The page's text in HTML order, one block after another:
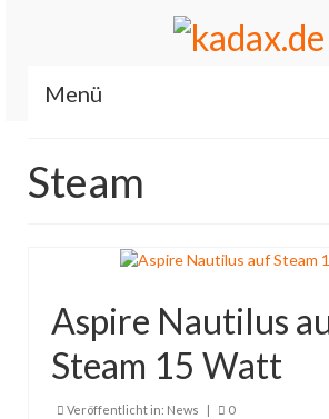
Menü
News
Allgemein
Es läuft…
Feuerwehr
Steam
Aspire Nautilus
Steam 15 Watt
Veröffentlicht in: News 0